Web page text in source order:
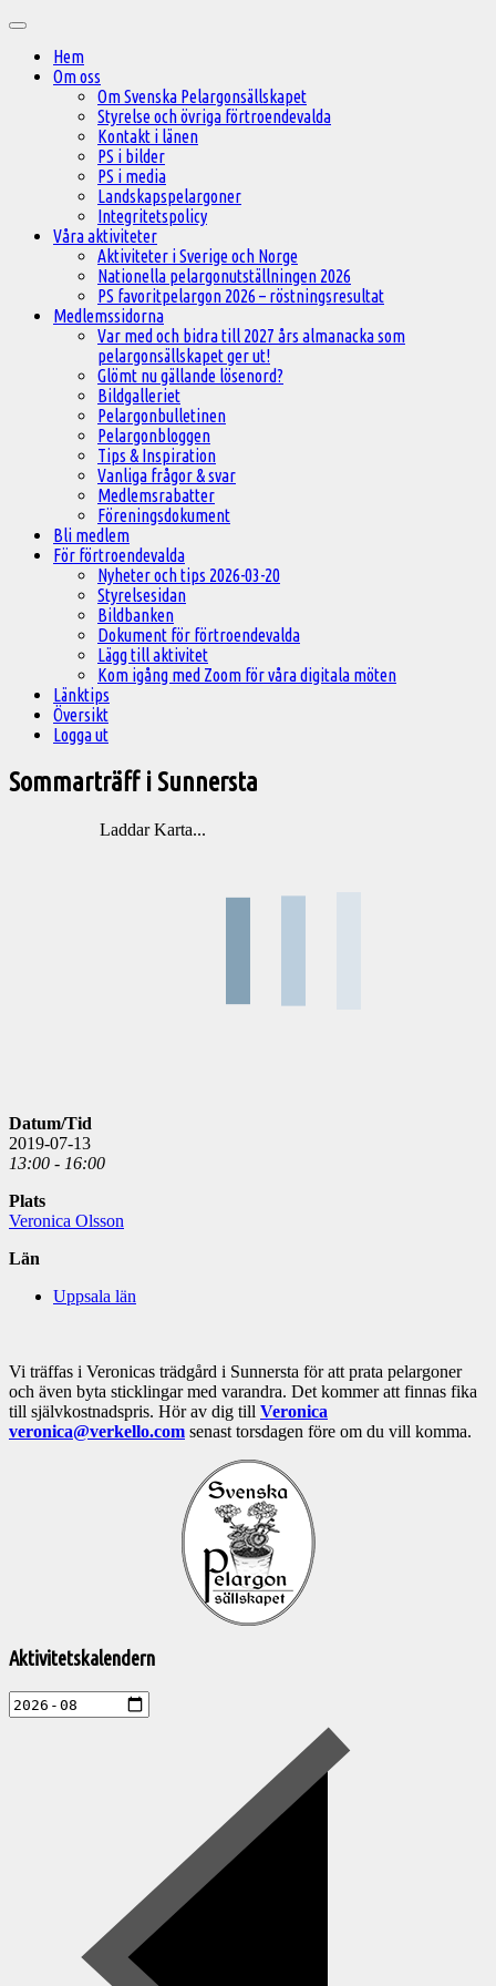
innehåll
Huvudmeny
Hem
Om oss
Om Svenska Pelargonsällskapet
Styrelse och övriga förtroendevalda
Kontakt i länen
PS i bilder
PS i media
Landskapspelargoner
Integritetspolicy
Våra aktiviteter
Aktiviteter i Sverige och Norge
Nationella pelargonutställningen 2026
PS favoritpelargon 2026 – röstningsresultat
Medlemssidorna
Var med och bidra till 2027 års almanacka som
pelargonsällskapet ger ut!
Glömt nu gällande lösenord?
Bildgalleriet
Pelargonbulletinen
Pelargonbloggen
Tips & Inspiration
Vanliga frågor & svar
Medlemsrabatter
Föreningsdokument
Bli medlem
För förtroendevalda
Nyheter och tips 2026-03-20
Styrelsesidan
Bildbanken
Dokument för förtroendevalda
Lägg till aktivitet
Kom igång med Zoom för våra digitala möten
Länktips
Översikt
Logga ut
Sommarträff i Sunnersta
Laddar Karta...
Datum/Tid
2019-07-13
13:00 - 16:00
Plats
Veronica Olsson
Län
Uppsala län
Vi träffas i Veronicas trädgård i Sunnersta för att prata pelargoner
och även byta sticklingar med varandra. Det kommer att finnas fika
till självkostnadspris. Hör av dig till Veronica
veronica@verkello.com senast torsdagen före om du vill komma.
Pelargonsällskapets
Aktivitetskalendern